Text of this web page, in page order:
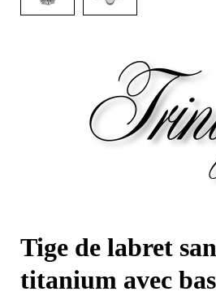
Tige de labret
titanium avec